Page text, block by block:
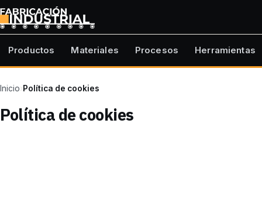
Productos Materiales Procesos Herramientas
Inicio›Política de cookies
Política de cookies